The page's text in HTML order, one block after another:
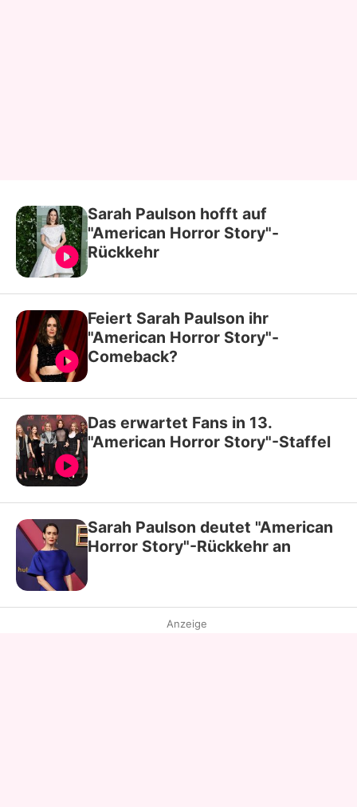
Sarah Paulson hofft auf
"American Horror Story"-
Rückkehr
Feiert Sarah Paulson ihr
"American Horror Story"-
Comeback?
Das erwartet Fans in 13.
"American Horror Story"-Staffel
Sarah Paulson deutet "American
Horror Story"-Rückkehr an
Anzeige